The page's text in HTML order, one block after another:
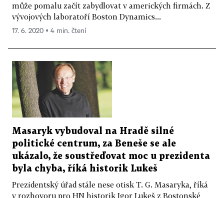
může pomalu začít zabydlovat v amerických firmách. Z
vývojových laboratoří Boston Dynamics...
17. 6. 2020 ▪ 4 min. čtení
Masaryk vybudoval na Hradě silné
politické centrum, za Beneše se ale
ukázalo, že soustřeďovat moc u prezidenta
byla chyba, říká historik Lukeš
Prezidentský úřad stále nese otisk T. G. Masaryka, říká
v rozhovoru pro HN historik Igor Lukeš z Bostonské